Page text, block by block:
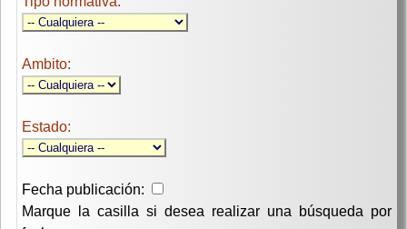
Ambito:
Estado:
Fecha publicación:
Marque la casilla si desea realizar una búsqueda por